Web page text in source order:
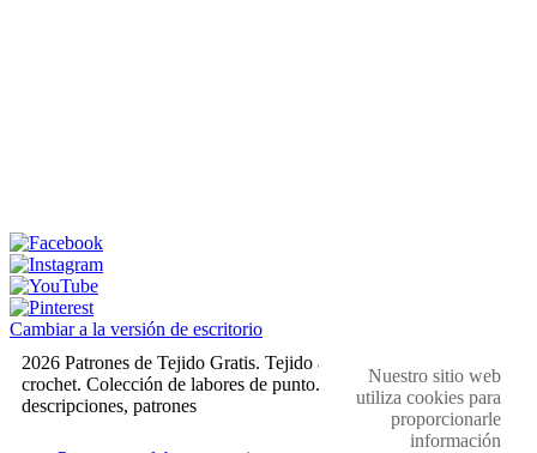
Cambiar a la versión de escritorio
2026 Patrones de Tejido Gratis. Tejido a dos agujas y
crochet. Colección de labores de punto. Muestras,
descripciones, patrones
Nuestro sitio web
utiliza cookies para
proporcionarle
información